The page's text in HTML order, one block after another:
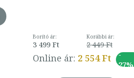
Borító ár:
3 499 Ft
Korábbi ár:
2 449 Ft
Online ár: 2 554 Ft
-
27%